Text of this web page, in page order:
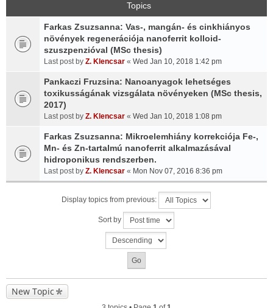
Topics
Farkas Zsuzsanna: Vas-, mangán- és cinkhiányos
növények regenerációja nanoferrit kolloid-
szuszpenzióval (MSc thesis)
Last post by Z. Klencsar « Wed Jan 10, 2018 1:42 pm
Pankaczi Fruzsina: Nanoanyagok lehetséges
toxikusságának vizsgálata növényeken (MSc thesis,
2017)
Last post by Z. Klencsar « Wed Jan 10, 2018 1:08 pm
Farkas Zsuzsanna: Mikroelemhiány korrekciója Fe-,
Mn- és Zn-tartalmú nanoferrit alkalmazásával
hidroponikus rendszerben.
Last post by Z. Klencsar « Mon Nov 07, 2016 8:36 pm
Display topics from previous:
Sort by
New Topic